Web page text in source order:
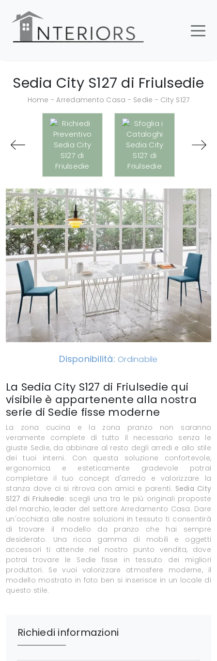
Sedia City S127 di Friulsedie
Home -Arredamento Casa - Sedie - City S127
Disponibilità: Ordinabile
La Sedia City S127 di Friulsedie qui
visibile è appartenente alla nostra
serie di Sedie fisse moderne
La zona cucina e la zona pranzo non saranno
veramente complete di tutto il necessario senza le
giuste Sedie, da abbinare al resto degli arredi e allo stile
dei tuoi interni. Con questa soluzione confortevole,
ergonomica e esteticamente gradevole potrai
completare il tuo concept d'arredo e valorizzare la
stanza dove ci si ritrova con amici e parenti. Sedia City
S127 di Friulsedie: scegli una tra le più originali proposte
del marchio, leader del settore Arredamento Casa. Dare
un'occhiata alle nostre soluzioni in tessuto ti consentirà
di trovare il modello da pranzo che hai sempre
desiderato. Una ricca gamma di mobili e oggetti
accessori ti attende nel nostro punto vendita, dove
potrai trovare le Sedie fisse in tessuto dei migliori
produttori. Se vuoi valorizzare atmosfere moderne, il
modello mostrato in foto ben si inserisce in un locale di
questo stile.
Richiedi informazioni